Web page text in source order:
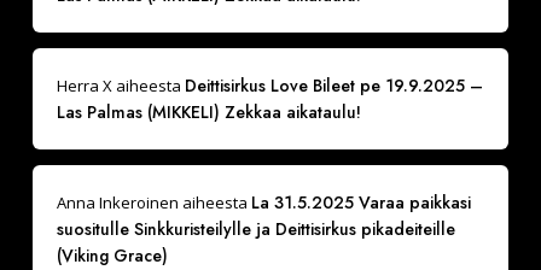
Herra Xaiheesta Deittisirkus Love Bileet pe 19.9.2025 –
Las Palmas (MIKKELI) Zekkaa aikataulu!
Anna Inkeroinen aiheesta La 31.5.2025 Varaa paikkasi
suositulle Sinkkuristeilylle ja Deittisirkus pikadeiteille
(Viking Grace)